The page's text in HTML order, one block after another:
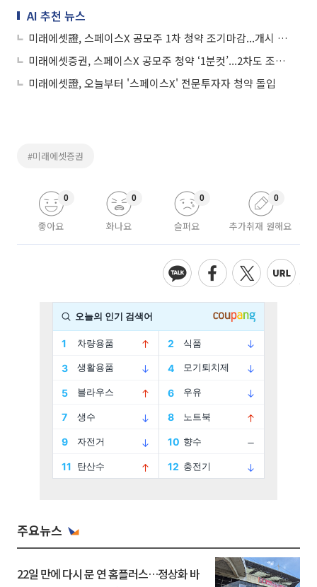
AI 추천 뉴스
미래에셋證, 스페이스X 공모주 1차 청약 조기마감...개시 직후 3억달러 매진
미래에셋증권, 스페이스X 공모주 청약 ‘1분컷’...2차도 조기 완판
미래에셋證, 오늘부터 '스페이스X' 전문투자자 청약 돌입
#미래에셋증권
좋아요
0
화나요
0
슬퍼요
0
추가취재 원해요
0
주요뉴스
22일 만에 다시 문 연 홈플러스…정상화 바